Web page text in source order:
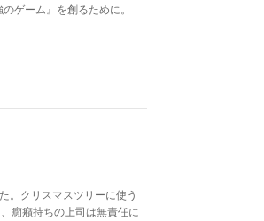
ゲーム』を創るために。
。クリスマスツリーに使う
癇癪持ちの上司は無責任に